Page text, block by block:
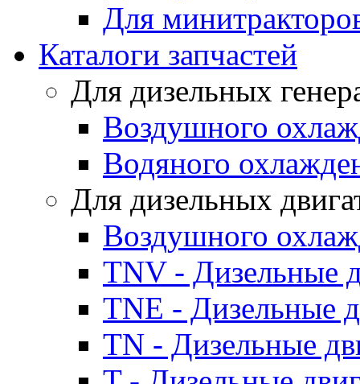
Для
Каталоги запчастей
Для дизельных
Воздушного
Водяного
Для дизельных
Воздушного
TNV - Дизельные
TNE - Дизельные
TN - Дизельные